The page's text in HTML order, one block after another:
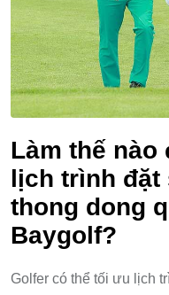
Làm thế
lịch trình đặt
thong dong
Baygolf?
Golfer có thể tối ưu lịch